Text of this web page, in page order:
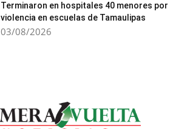
Terminaron en hospitales 40 menores por
violencia en escuelas de Tamaulipas
03/08/2026